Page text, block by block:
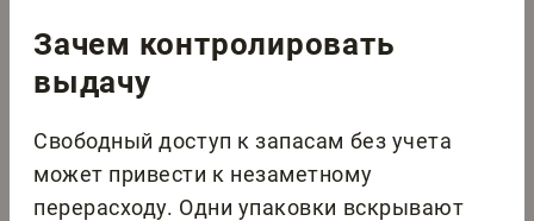
Зачем контролировать
выдачу
Свободный доступ к запасам без учета
может привести к незаметному
перерасходу. Одни упаковки вскрывают